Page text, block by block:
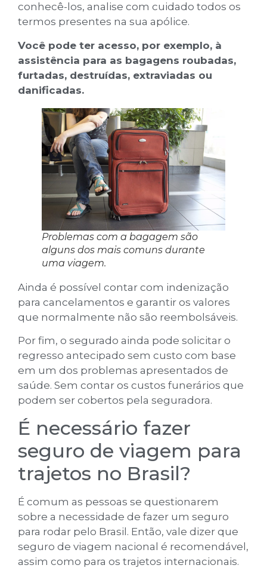
conhecê-los, analise com cuidado todos os
termos presentes na sua apólice.
Você pode ter acesso, por exemplo, à
assistência para as bagagens roubadas,
furtadas, destruídas, extraviadas ou
danificadas.
Problemas com a bagagem são
alguns dos mais comuns durante
uma viagem.
Ainda é possível contar com indenização
para cancelamentos e garantir os valores
que normalmente não são reembolsáveis.
Por fim, o segurado ainda pode solicitar o
regresso antecipado sem custo com base
em um dos problemas apresentados de
saúde. Sem contar os custos funerários que
podem ser cobertos pela seguradora.
É necessário fazer
seguro de viagem para
trajetos no Brasil?
É comum as pessoas se questionarem
sobre a necessidade de fazer um seguro
para rodar pelo Brasil. Então, vale dizer que
seguro de viagem nacional é recomendável,
assim como para os trajetos internacionais.